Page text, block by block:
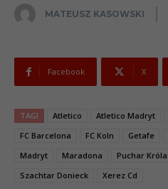
MATEUSZ KASOWSKI
Facebook X
TAGI Atletico Atletico Madryt
FC Barcelona
FC Koln Getafe
Madryt
Maradona Puchar Króla
Szachtar Donieck
Xerez Cd